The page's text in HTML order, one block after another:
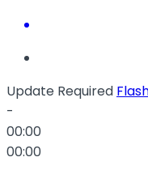
Update Required
-
00:00
00:00